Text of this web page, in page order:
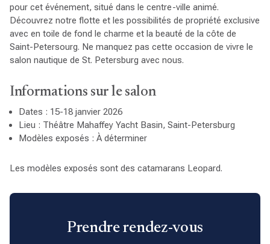
pour cet événement, situé dans le centre-ville animé.
Découvrez notre flotte et les possibilités de propriété exclusive
avec en toile de fond le charme et la beauté de la côte de
Saint-Petersourg. Ne manquez pas cette occasion de vivre le
salon nautique de St. Petersburg avec nous.
Informations sur le salon
Dates : 15-18 janvier 2026
Lieu : Théâtre Mahaffey Yacht Basin, Saint-Petersburg
Modèles exposés : À déterminer
Les modèles exposés sont des catamarans Leopard.
Prendre rendez-vous